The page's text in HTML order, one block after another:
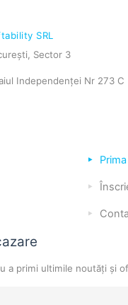
SRL
Sector 3
Independenței Nr 273 C
a primi ultimile noutăți și